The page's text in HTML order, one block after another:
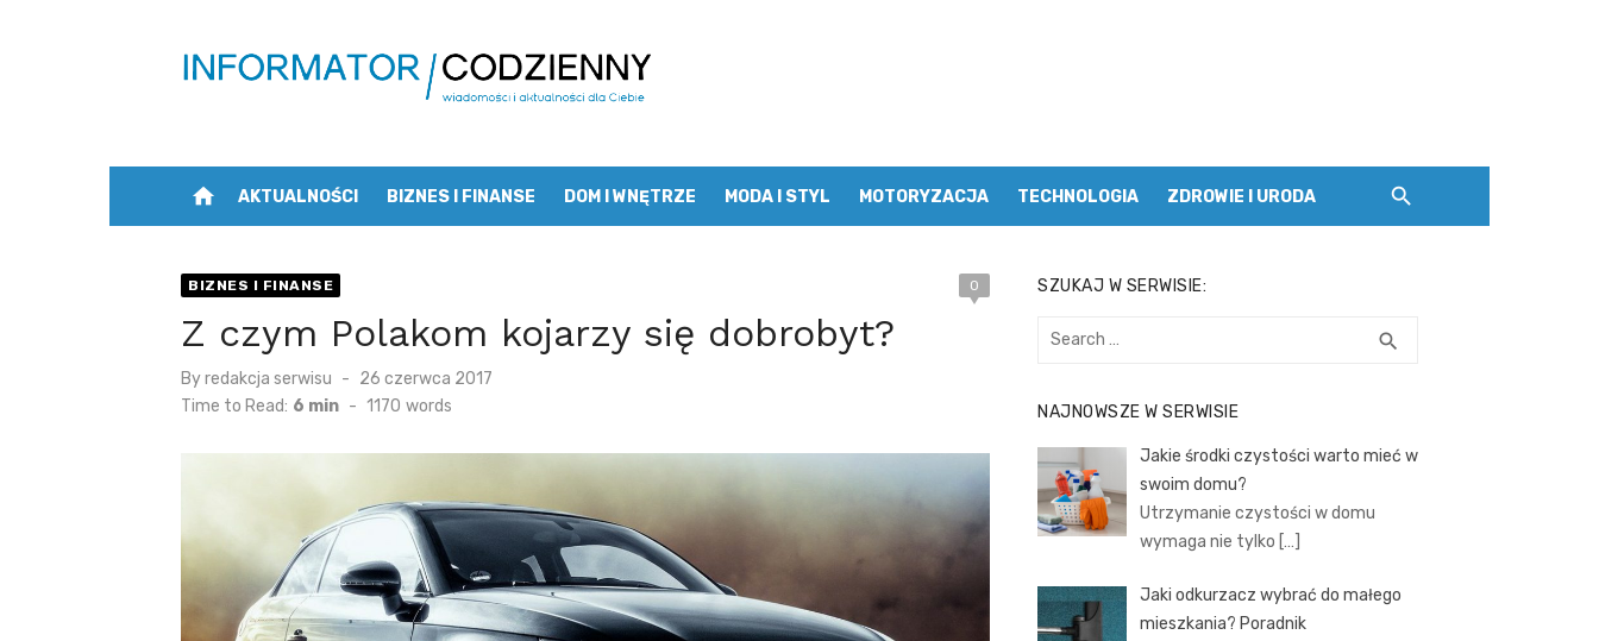
home AKTUALNOŚCI BIZNES I FINANSE DOM I WNĘTRZE MODA I STYL MOTORYZACJA TECHNOLOGIA ZDROWIE I URODA
BIZNES I FINANSE 0
Z czym Polakom kojarzy się dobrobyt?
Byredakcja serwisu
Posted
on
26 czerwca 2017
Time to Read: 6 min - 1170 words
SZUKAJ W SERWISIE:
Search
search
NAJNOWSZE W SERWISIE
Jakie środki czystości warto mieć w
swoim domu?
Utrzymanie czystości w domu
wymaga nie tylko […]
Jaki odkurzacz wybrać do małego
mieszkania? Poradnik